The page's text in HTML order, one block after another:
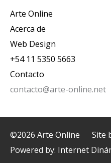
Arte Online
Acerca de
Web Design
+54 11 5350 5663
Contacto
contacto@arte-online.net
©2026 Arte Online
Site
Powered by: Internet